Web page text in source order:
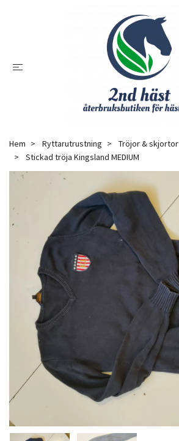
Hem Ryttarutrustning
Tröjor & skjortor
Stickad tröja Kingsland MEDIUM